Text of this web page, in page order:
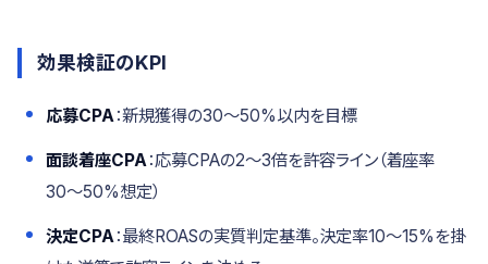
効果検証のKPI
応募CPA：新規獲得の30〜50%以内を目標
面談着座CPA：応募CPAの2〜3倍を許容ライン（着座率
30〜50%想定）
決定CPA：最終ROASの実質判定基準。決定率10〜15%を掛